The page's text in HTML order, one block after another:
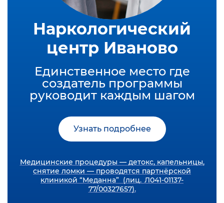
Наркологический
центр Иваново
Единственное место где
создатель программы
руководит каждым шагом
Узнать подробнее
Медицинские процедуры — детокс, капельницы,
снятие ломки — проводятся партнёрской
клиникой “Меданна” (лиц. Л041-01137-
77/00327657).